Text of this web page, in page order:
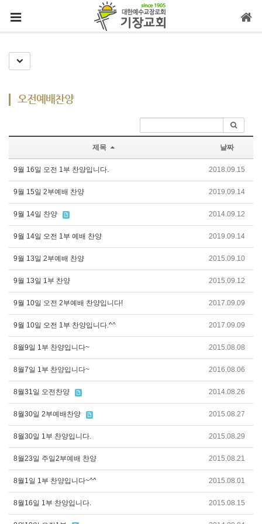
Toggle Dropdown
오전예배찬양
제목 날짜
9월 16일 오전 1부 찬양입니다. 2018.09.15
9월 15일 2부예배 찬양 2019.09.14
9월 14일 찬양 2014.09.12
9월 14일 오전 1부 예배 찬양 2019.09.14
9월 13일 2부예배 찬양 2015.09.10
9월 13일 1부 찬양 2015.09.12
9월 10일 오전 2부예배 찬양입니다! 2017.09.09
9월 10일 오전 1부 찬양입니다.^^ 2017.09.09
8월9일 1부 찬양입니다~ 2015.08.08
8월7일 1부 찬양입니다~ 2016.08.06
8월31일 오전찬양 2014.08.26
8월30일 2부예배찬양 2015.08.27
8월30일 1부 찬양입니다. 2015.08.29
8월23일 주일2부예배 찬양 2015.08.21
8월1일 1부 찬양입니다~^^ 2015.08.01
8월16일 1부 찬양입니다. 2015.08.15